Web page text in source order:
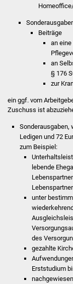
Beiträge
an
an
§ 176
zur
ein ggf. vom
Zuschuss ist
Sonderausgaben,
Ledigen und 72
zum Beispiel:
lebende
Lebenspartner
unter
des
gezahlte
Erststudium